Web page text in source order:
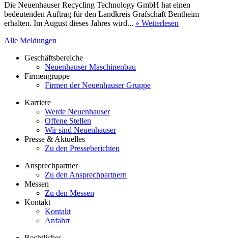
Die Neuenhauser Recycling Technology GmbH hat einen
bedeutenden Auftrag für den Landkreis Grafschaft Bentheim
erhalten. Im August dieses Jahres wird... » Weiterlesen
Alle Meldungen
Geschäftsbereiche
Neuenhauser Maschinenbau
Firmengruppe
Firmen der Neuenhauser Gruppe
Karriere
Werde Neuenhauser
Offene Stellen
Wir sind Neuenhauser
Presse & Aktuelles
Zu den Presseberichten
Ansprechpartner
Zu den Ansprechpartnern
Messen
Zu den Messen
Kontakt
Kontakt
Anfahrt